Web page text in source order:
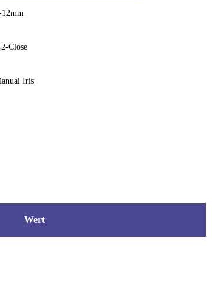
12mm
Close
Iris
Wert